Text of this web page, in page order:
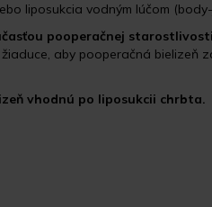
liposukcia vodným lúčom
pooperačnej
aby pooperačná bielizeň
vhodnú po liposukcii chrbta.